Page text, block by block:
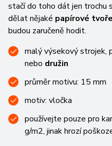
stačí do toho dát jen trochu
dělat nějaké papírové
budou zaručeně hodit.
malý výsekový strojek,
nebo družin
průměr motivu: 15 mm
motiv: vločka
používejte pouze pro
g/m2, jinak hrozí